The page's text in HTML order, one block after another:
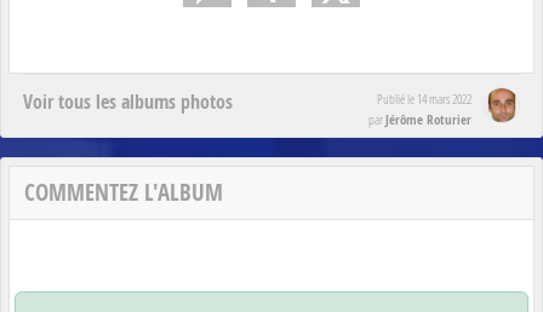
Voir tous les albums photos Publié le 14 mars 2022
parJérôme Roturier
COMMENTEZ L'ALBUM